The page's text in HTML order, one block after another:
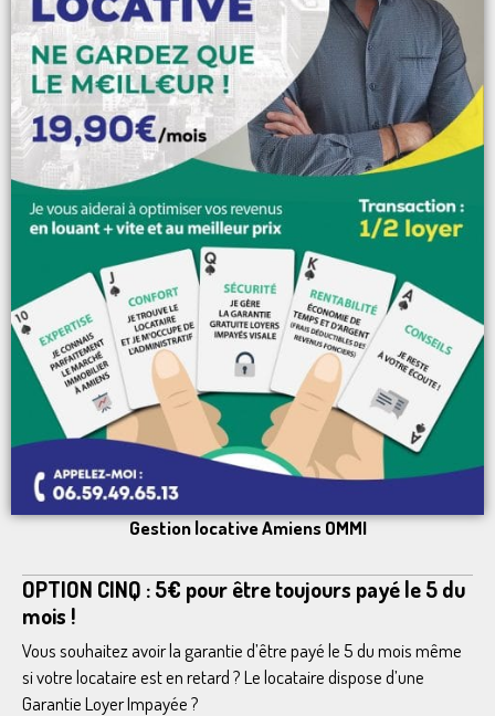
Gestion locative Amiens OMMI
OPTION CINQ : 5€ pour être toujours payé le 5 du
mois !
Vous souhaitez avoir la garantie d’être payé le 5 du mois même
si votre locataire est en retard ? Le locataire dispose d’une
Garantie Loyer Impayée ?